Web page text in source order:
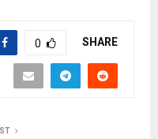
b
o
o
A
p
SHARE
0